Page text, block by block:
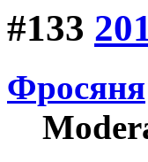
#133
Фросяня